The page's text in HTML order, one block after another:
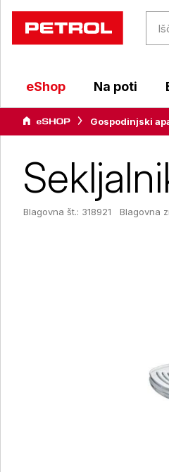
eShop Na poti
Gospodinjski
Blagovna št.: 318921 Blagovna